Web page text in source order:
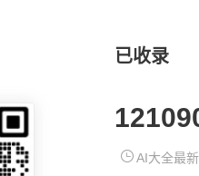
已收录
AI大全最